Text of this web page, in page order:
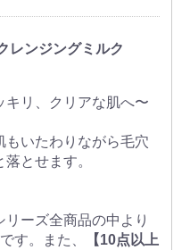
レンジングミルク
キリ、クリアな肌へ〜
もいたわりながら毛穴
とせます。
ーズ全商品の中より
す。また、
【10点以上